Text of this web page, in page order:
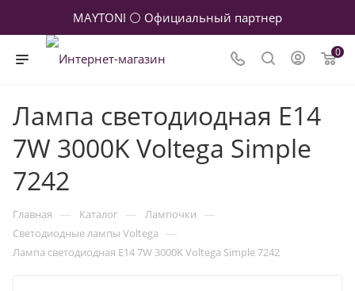
MAYTONI ⚪ Официальный партнер
0
Лампа светодиодная E14
7W 3000K Voltega Simple
7242
Главная — Каталог — Лампочки —
Светодиодные лампы Voltega —
Лампа светодиодная E14 7W 3000K Voltega Simple 7242